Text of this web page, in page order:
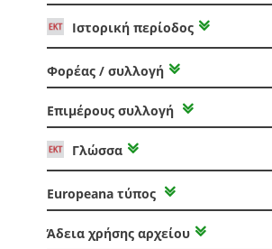
Ιστορική περίοδος
Φορέας / συλλογή
Επιμέρους συλλογή
Γλώσσα
Europeana τύπος
Άδεια χρήσης αρχείου